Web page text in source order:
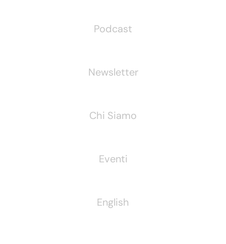
Podcast
Newsletter
Chi Siamo
Eventi
English